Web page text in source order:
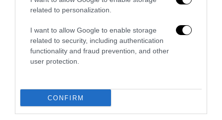
related to personalization.
I want to allow Google to enable storage
related to security, including authentication
functionality and fraud prevention, and other
user protection.
CONFIRM